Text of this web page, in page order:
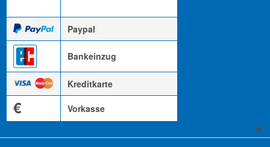
Paypal
Bankeinzug
Kreditkarte
€ Vorkasse